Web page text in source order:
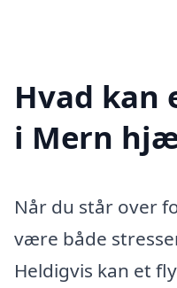
Hvad kan
i Mern
Når du står over
være både
Heldigvis kan et